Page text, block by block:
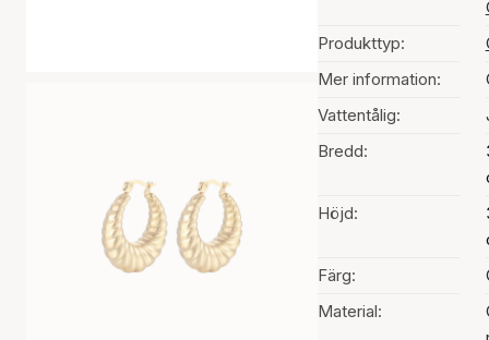
Produkttyp:
Mer information:
Vattentålig:
Bredd:
Höjd:
Färg:
Material: